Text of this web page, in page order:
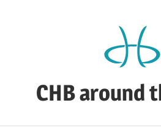
CHB around